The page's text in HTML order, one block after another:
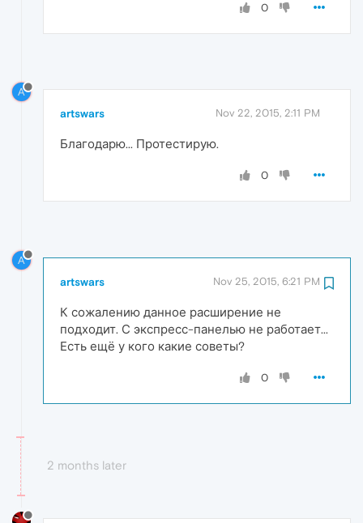
0
A
artswars Nov 22, 2015, 2:11 PM
Благодарю... Протестирую.
0
A
artswars Nov 25, 2015, 6:21 PM
К сожалению данное расширение не
подходит. С экспресс-панелью не работает...
Есть ещё у кого какие советы?
0
2 months later